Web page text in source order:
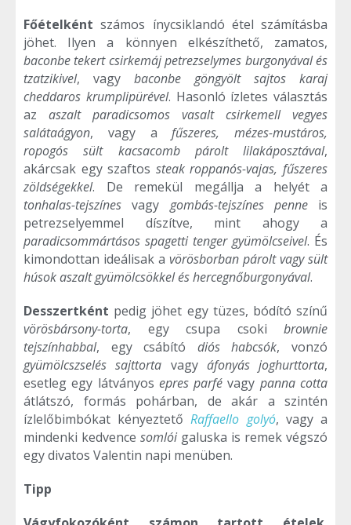
Főételkéntszámos ínycsiklandó étel számításba
jöhet. Ilyen a könnyen elkészíthető, zamatos,
baconbe tekert csirkemáj petrezselymes burgonyával és
tzatzikivel, vagy baconbe göngyölt sajtos karaj
cheddaros krumplipürével. Hasonló ízletes választás
az aszalt paradicsomos vasalt csirkemell vegyes
salátaágyon, vagy afűszeres, mézes-mustáros,
ropogós sült kacsacomb párolt lilakáposztával,
akárcsak egy szaftos steak roppanós-vajas, fűszeres
zöldségekkel. De remekül megállja a helyét a
tonhalas-tejszínesvagy gombás-tejszínes penneis
petrezselyemmel díszítve, mint ahogy a
paradicsommártásos spagetti tenger gyümölcseivel. És
kimondottan ideálisak a vörösborban párolt vagy sült
húsok aszalt gyümölcsökkel és hercegnőburgonyával.
Desszertként pedig jöhet egy tüzes, bódító színű
vörösbársony-torta, egy csupa csoki brownie
tejszínhabbal, egy csábító diós habcsók, vonzó
gyümölcszselés sajttorta vagyáfonyás joghurttorta,
esetleg egy látványos epres parfévagy panna cotta
átlátszó, formás pohárban, de akár a szintén
ízlelőbimbókat kényeztetőRaffaello golyó, vagy a
mindenki kedvence somlói galuska is remek végszó
egy divatos Valentin napi menüben.
Tipp